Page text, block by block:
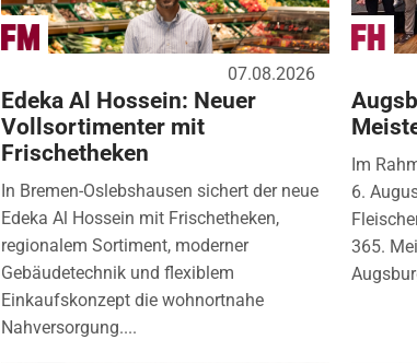
07.08.2026
Edeka Al Hossein: Neuer
Vollsortimenter mit
Frischetheken
In Bremen-Oslebshausen sichert der neue
Edeka Al Hossein mit Frischetheken,
regionalem Sortiment, moderner
Gebäudetechnik und flexiblem
Einkaufskonzept die wohnortnahe
Nahversorgung....
Im
6.
365.